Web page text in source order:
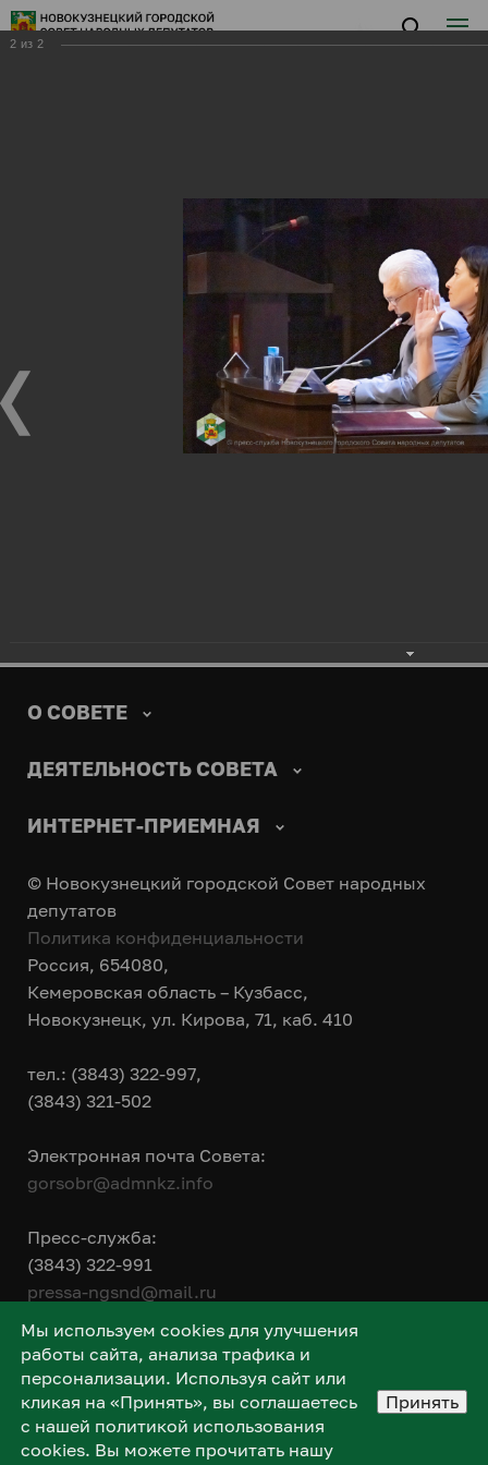
О СОВЕТЕ
ДЕЯТЕЛЬНОСТЬ СОВЕТА
ИНТЕРНЕТ-ПРИЕМНАЯ
© Новокузнецкий городской Совет народных
депутатов
Политика конфиденциальности
Россия, 654080,
Кемеровская область – Кузбасс,
Новокузнецк, ул. Кирова, 71, каб. 410
тел.: (3843) 322-997,
(3843) 321-502
Электронная почта Совета:
gorsobr@admnkz.info
Пресс-служба:
(3843) 322-991
pressa-ngsnd@mail.ru
2 из 2
Мы используем cookies для улучшения
работы сайта, анализа трафика и
персонализации. Используя сайт или
кликая на «Принять», вы соглашаетесь
с нашей политикой использования
cookies. Вы можете прочитать нашу
Принять